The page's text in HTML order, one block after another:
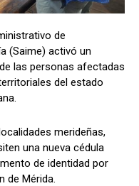
de
(Saime) activó un
las personas afectadas
del estado
merideñas,
una nueva cédula
de identidad por
de Mérida.